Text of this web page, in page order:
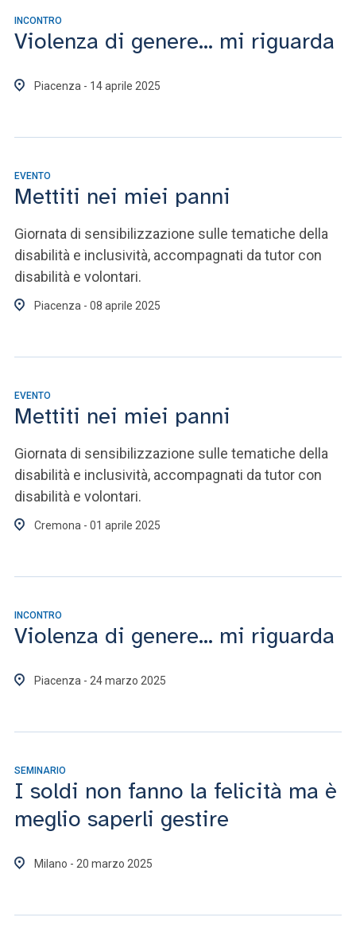
INCONTRO
Violenza di genere... mi riguarda
Piacenza - 14 aprile 2025
EVENTO
Mettiti nei miei panni
Giornata di sensibilizzazione sulle tematiche della
disabilità e inclusività, accompagnati da tutor con
disabilità e volontari.
Piacenza - 08 aprile 2025
EVENTO
Mettiti nei miei panni
Giornata di sensibilizzazione sulle tematiche della
disabilità e inclusività, accompagnati da tutor con
disabilità e volontari.
Cremona - 01 aprile 2025
INCONTRO
Violenza di genere... mi riguarda
Piacenza - 24 marzo 2025
SEMINARIO
I soldi non fanno la felicità ma è
meglio saperli gestire
Milano - 20 marzo 2025